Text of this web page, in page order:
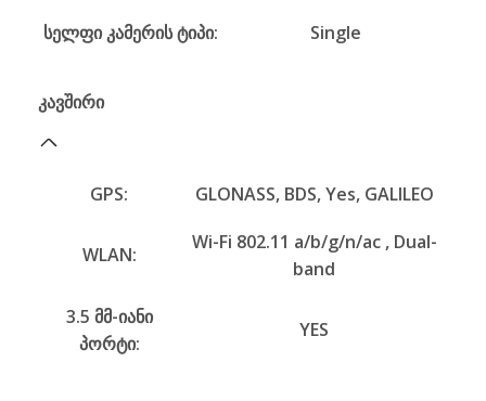
სელფი კამერის ტიპი:
Single
კავშირი
GPS: GLONASS, BDS, Yes, GALILEO
WLAN:
Wi-Fi 802.11 a/b/g/n/ac , Dual-
band
3.5 მმ-იანი
პორტი:
YES